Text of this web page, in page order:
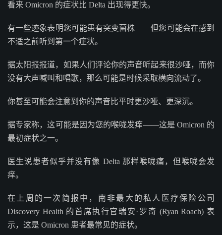
看来 Omicron 的症状比 Delta 出现得更快。
有一些迹象表明您可能患有突变菌株——但您可能会在感到
不适之前听到第一个症状。
据太阳报报道，如果人们评论你的声音听起来很沙哑，而你
没有大声喊叫和唱歌，那么可能是时候采取横向流动了。
你甚至可能会注意到你的声音比平时更沙哑、更深沉。
据专家称，这可能是因为您的喉咙发痒——这是 Omicron 的
最初症状之一。
医生说患者似乎并没有像 Delta 那样喉咙痛，但喉咙会发
痒。
在上周的一次简报中，南非最大的私人医疗保险公司
Discovery Health 的首席执行官瑞安·罗奇 (Ryan Roach) 表
示，这是 Omicron 患者最常见的症状。